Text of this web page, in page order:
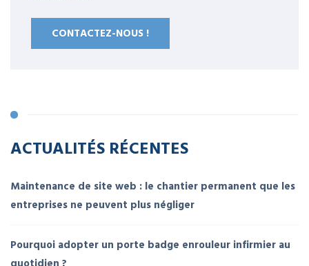
CONTACTEZ-NOUS !
ACTUALITÉS RÉCENTES
Maintenance de site web : le chantier permanent que les
entreprises ne peuvent plus négliger
Pourquoi adopter un porte badge enrouleur infirmier au